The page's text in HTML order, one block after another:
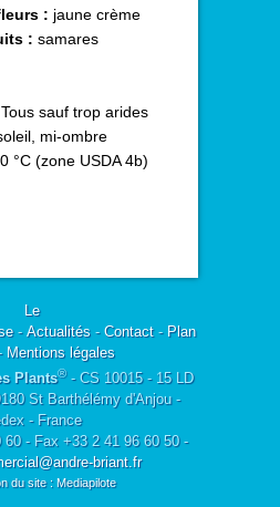
: jaune crème
: samares
Tous sauf trop arides
mi-ombre
°C (zone USDA 4b)
Le
- Actualités - Contact- Plan
Mentions légales
Plants®- CS 10015 - 15 LD
St Barthélémy d'Anjou -
- France
- Fax +33 2 41 96 60 50 -
briant.fr
du site : Mediapilote